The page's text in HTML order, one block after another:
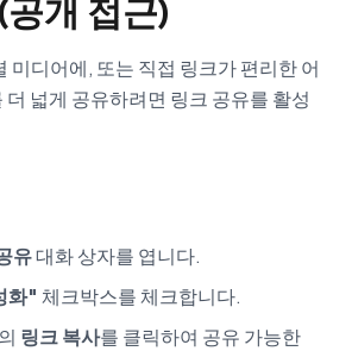
개 접근)
미디어에, 또는 직접 링크가 편리한 어
넓게 공유하려면 링크 공유를 활성
유대화 상자를 엽니다.
화" 체크박스를 체크합니다.
링크 복사를 클릭하여 공유 가능한